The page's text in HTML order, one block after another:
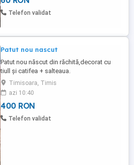
Telefon validat
Patut nou nascut
Patut nou născut din răchită,decorat cu
tiull și catifea + salteaua.
Timisoara, Timis
azi 10:40
400 RON
Telefon validat